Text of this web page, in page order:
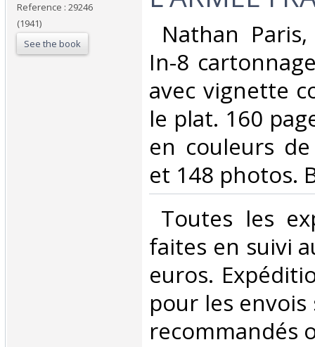
Reference : 29246
(1941)
See the book
Nathan
In-8
avec vignette
le plat. 160
en couleurs de
et 148 photos.
Toutes les
faites en suivi
euros.
pour les envois
recommandés